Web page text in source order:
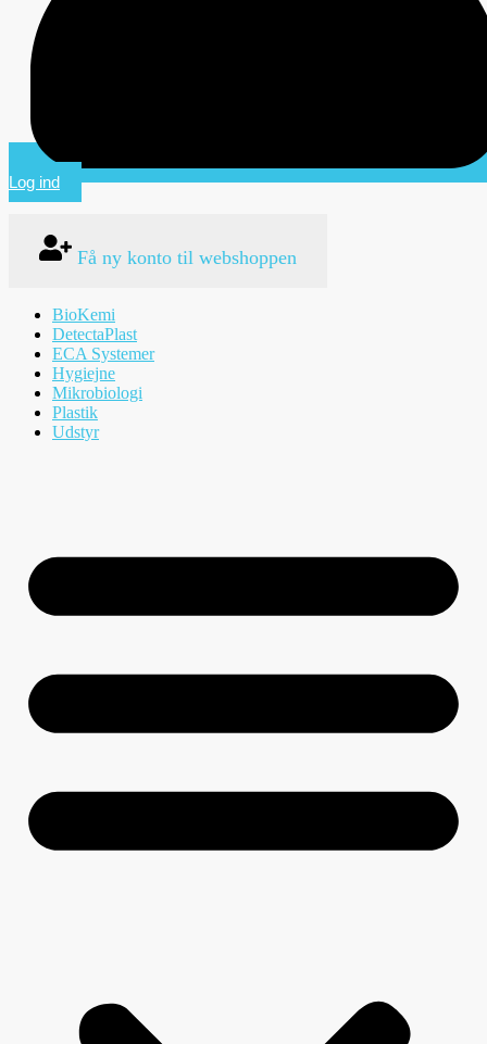
Log ind
Få ny konto til webshoppen
BioKemi
DetectaPlast
ECA Systemer
Hygiejne
Mikrobiologi
Plastik
Udstyr